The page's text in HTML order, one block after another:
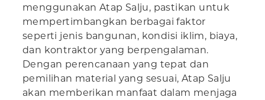
menggunakan Atap Salju, pastikan untuk
mempertimbangkan berbagai faktor
seperti jenis bangunan, kondisi iklim, biaya,
dan kontraktor yang berpengalaman.
Dengan perencanaan yang tepat dan
pemilihan material yang sesuai, Atap Salju
akan memberikan manfaat dalam menjaga